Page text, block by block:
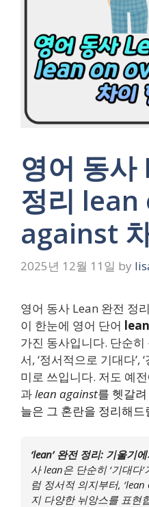
영어 동사
정리
against
2025년 12월 11일 by
영어 동사 Lean 완전 정
이 한눈에 영어 단어 lean
가진 동사입니다. 단순
서, ‘정서적으로 기대다’,
미로 쓰입니다. 저도 예
과lean against를 헷갈
늘은 그 혼란을 정리해드
‘lean’ 완전 정리: 기울기
사lean은 단순히 ‘기대다
럼 정서적 의지부터,
지 다양한 뉘앙스를 표현